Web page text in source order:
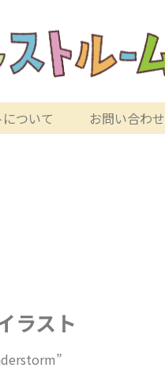
ついて お問い合わせ
ラスト